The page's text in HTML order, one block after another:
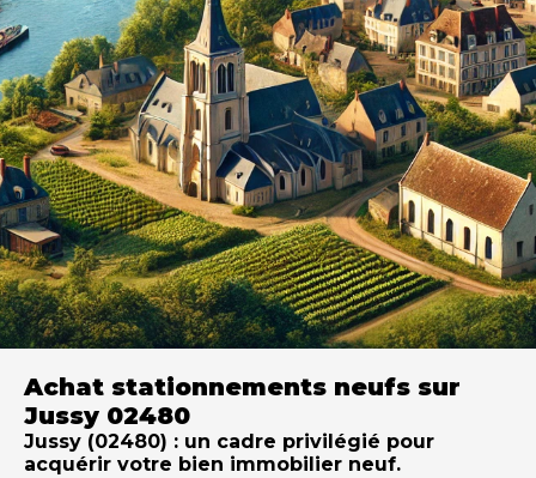
Achat stationnements neufs sur
Jussy 02480
Jussy (02480) : un cadre privilégié pour
acquérir votre bien immobilier neuf.